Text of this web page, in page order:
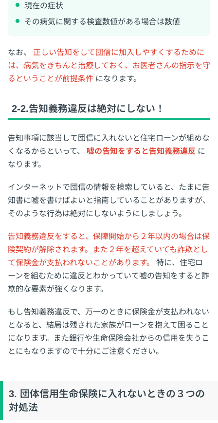
現在の症状
その病気に関する検査数値がある場合は数値
なお、 正しい告知をして団信に加入しやすくするために
は、病気をきちんと治療しておく、お医者さんの指示を守
るということが前提条件 になります。
2-2.告知義務違反は絶対にしない！
告知事項に該当して団信に入れないと住宅ローンが組めな
くなるからといって、 嘘の告知をすると告知義務違反 に
なります。
インターネットで団信の情報を検索していると、たまに告
知書に嘘を書けばよいと指南していることがありますが、
そのような行為は絶対にしないようにしましょう。
告知義務違反をすると、保障開始から２年以内の場合は保
険契約が解除されます。また２年を超えていても詐欺とし
て保険金が支払われないことがあります。 特に、住宅ロ
ーンを組むために違反とわかっていて嘘の告知をすると詐
欺的な要素が強くなります。
もし告知義務違反で、万一のときに保険金が支払われない
となると、結局は残された家族がローンを抱えて困ること
になります。また銀行や生命保険会社からの信用を失うこ
とにもなりますので十分にご注意ください。
3. 団体信用生命保険に入れないときの３つの
対処法